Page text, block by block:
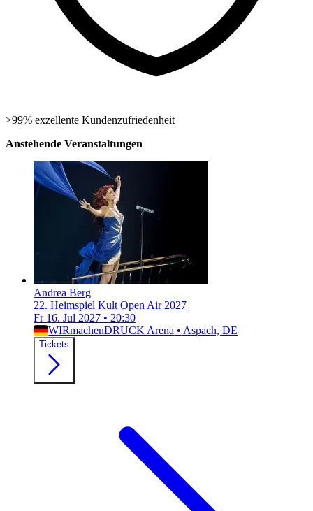
>99% exzellente Kundenzufriedenheit
Anstehende Veranstaltungen
Andrea Berg
22. Heimspiel Kult Open Air 2027
Fr 16. Jul 2027 • 20:30
WIRmachenDRUCK Arena • Aspach, DE
Tickets